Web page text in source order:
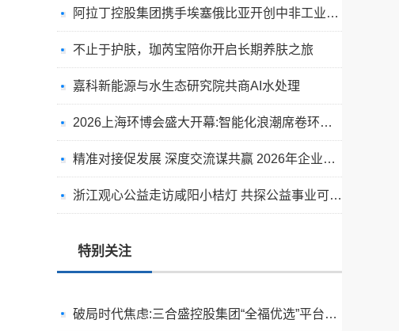
阿拉丁控股集团携手埃塞俄比亚开创中非工业农业合作新篇章
不止于护肤，珈芮宝陪你开启长期养肤之旅
嘉科新能源与水生态研究院共商AI水处理
2026上海环博会盛大开幕:智能化浪潮席卷环保产业
精准对接促发展 深度交流谋共赢 2026年企业投融资交流活动第二期圆满举行
浙江观心公益走访咸阳小桔灯 共探公益事业可持续发展新路径
特别关注
出圈·出山·出海的福临瑶浴
绿动珠城 向淮而生 ——安徽淮海园林绿化工程有限公司发展纪实
叙宗情 促交流 谋发展——上海朱氏宗亲会走进上海晨烨家具有限公司